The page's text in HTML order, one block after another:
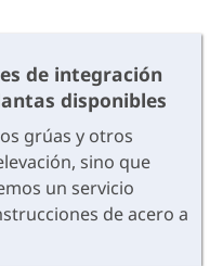
de integración
disponibles
grúas y otros
sino que
un servicio
de acero a